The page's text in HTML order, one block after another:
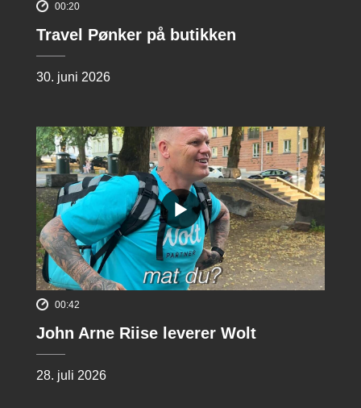
00:20
Travel Pønker på butikken
30. juni 2026
00:42
John Arne Riise leverer Wolt
28. juli 2026